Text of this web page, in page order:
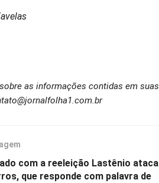
as informações contidas em suas
com a reeleição Lastênio ataca
que responde com palavra de